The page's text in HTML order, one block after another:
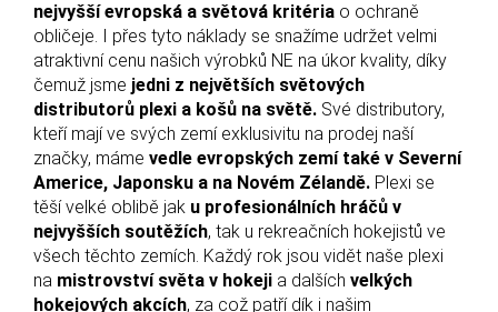
nejvyšší evropská a světová kritéria o ochraně
obličeje. I přes tyto náklady se snažíme udržet velmi
atraktivní cenu našich výrobků NE na úkor kvality, díky
čemuž jsme jedni z největších světových
distributorů plexi a košů na světě. Své distributory,
kteří mají ve svých zemí exklusivitu na prodej naší
značky, máme vedle evropských zemí také v Severní
Americe, Japonsku a na Novém Zélandě. Plexi se
těší velké oblibě jak u profesionálních hráčů v
nejvyšších soutěžích, tak u rekreačních hokejistů ve
všech těchto zemích. Každý rok jsou vidět naše plexi
na mistrovství světa v hokeji a dalších velkých
hokejových akcích, za což patří dík i našim